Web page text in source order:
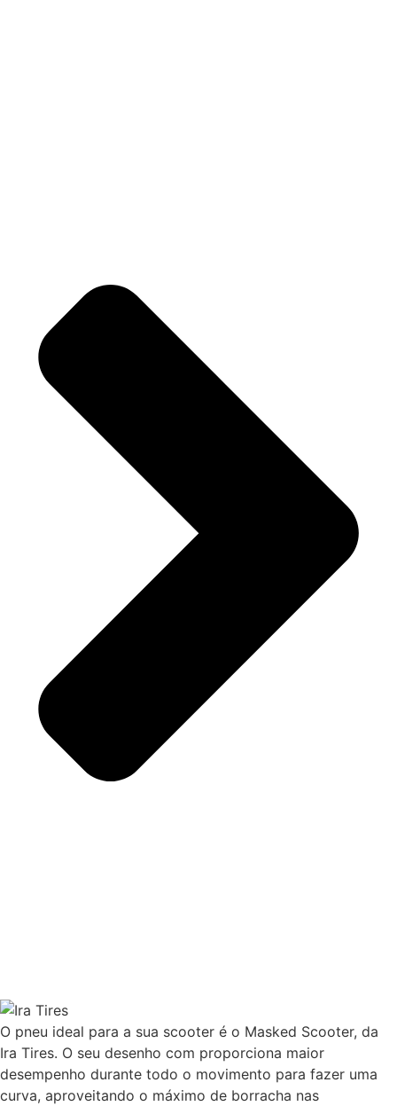
O pneu ideal para a sua scooter é o Masked Scooter, da
Ira Tires. O seu desenho com proporciona maior
desempenho durante todo o movimento para fazer uma
curva, aproveitando o máximo de borracha nas